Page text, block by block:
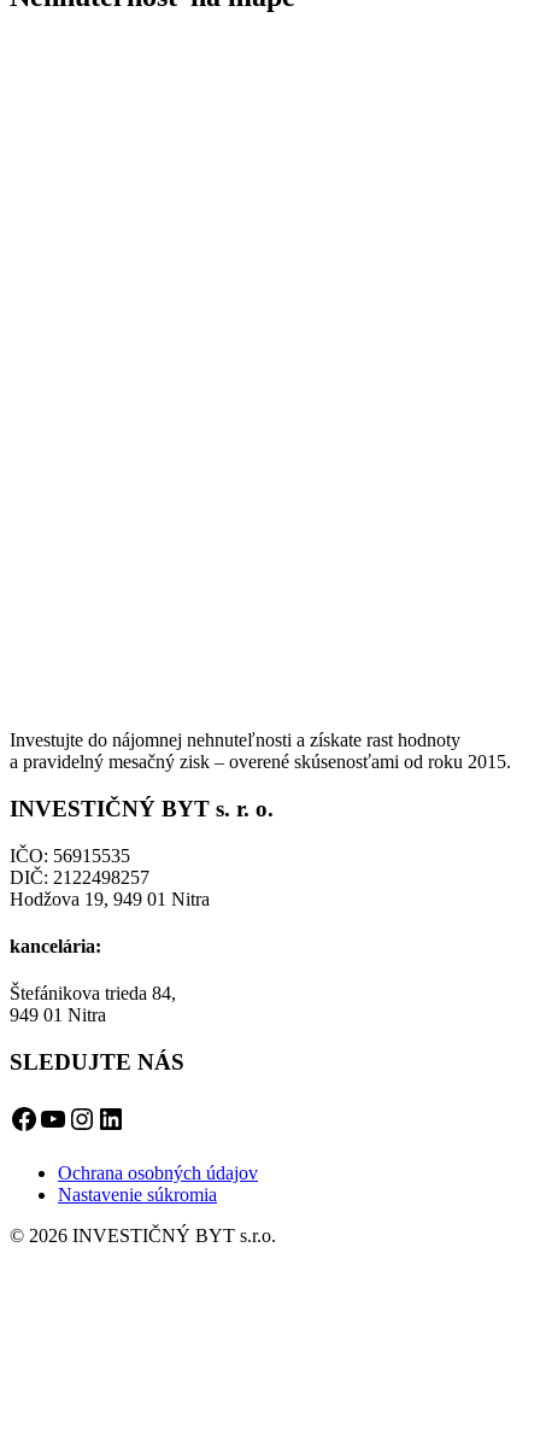
Investujte do nájomnej nehnuteľnosti a získate rast hodnoty
a pravidelný mesačný zisk – overené skúsenosťami od roku 2015.
INVESTIČNÝ BYT s. r. o.
IČO: 56915535
DIČ: 2122498257
Hodžova 19, 949 01 Nitra
kancelária:
Štefánikova trieda 84,
949 01 Nitra
SLEDUJTE NÁS
Facebook
YouTube
Instagram
LinkedIn
Ochrana osobných údajov
Nastavenie súkromia
© 2026 INVESTIČNÝ BYT s.r.o.